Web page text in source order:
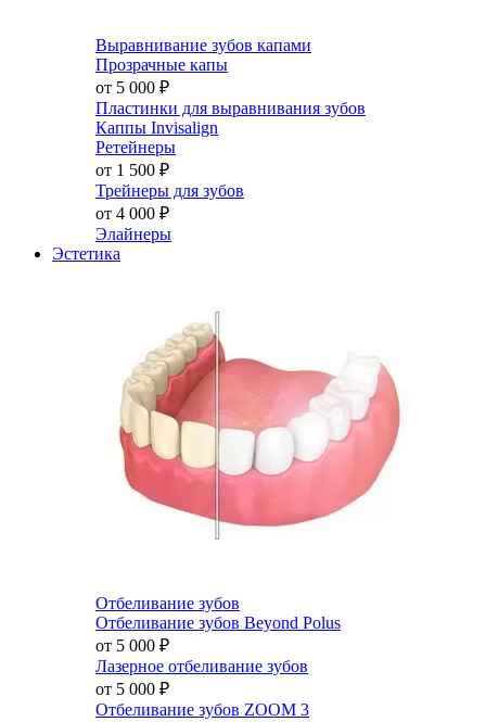
Выравнивание зубов капами
Прозрачные капы
от 5 000 ₽
Пластинки для выравнивания зубов
Каппы Invisalign
Ретейнеры
от 1 500 ₽
Трейнеры для зубов
от 4 000 ₽
Элайнеры
Эстетика
Отбеливание зубов
Отбеливание зубов Beyond Polus
от 5 000 ₽
Лазерное отбеливание зубов
от 5 000 ₽
Отбеливание зубов ZOOM 3